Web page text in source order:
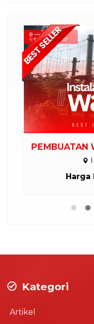
PEMBUATAN
Harga
Kategori
Artikel